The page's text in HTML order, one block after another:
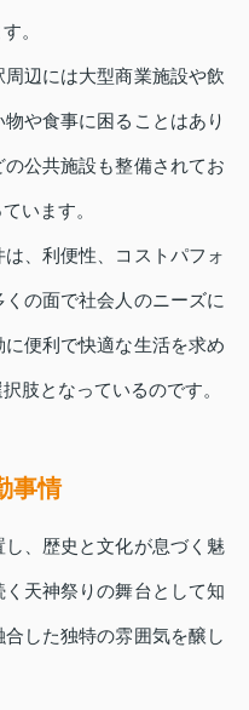
。
辺には大型商業施設や飲
や食事に困ることはあり
公共施設も整備されてお
います。
、利便性、コストパフォ
の面で社会人のニーズに
便利で快適な生活を求め
肢となっているのです。
事情
、歴史と文化が息づく魅
天神祭りの舞台として知
した独特の雰囲気を醸し